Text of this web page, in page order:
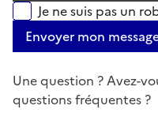
Je ne suis pas un
Envoyer mon
Une question ? Avez-
questions fréquentes ?